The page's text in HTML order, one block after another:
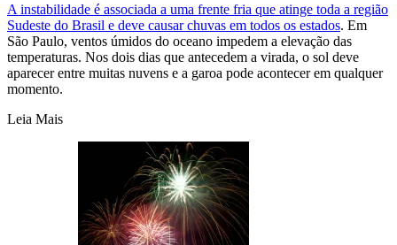
A instabilidade é associada a uma frente fria que atinge toda a região
Sudeste do Brasil e deve causar chuvas em todos os estados. Em
São Paulo, ventos úmidos do oceano impedem a elevação das
temperaturas. Nos dois dias que antecedem a virada, o sol deve
aparecer entre muitas nuvens e a garoa pode acontecer em qualquer
momento.
Leia Mais